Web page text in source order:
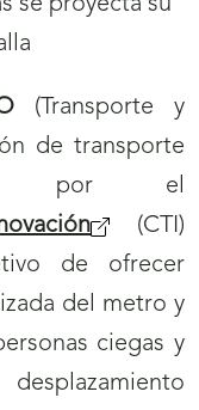
(Transporte y
de transporte
por el
(CTI)
de ofrecer
del metro y
ciegas y